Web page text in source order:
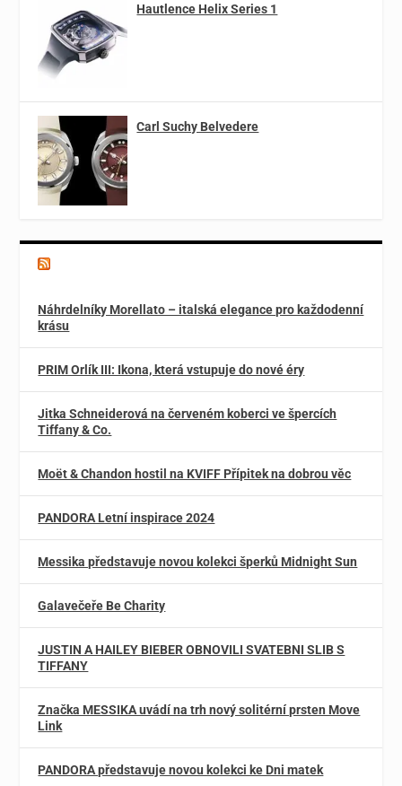
Hautlence Helix Series 1
Carl Suchy Belvedere
Náhrdelníky Morellato – italská elegance pro každodenní
krásu
PRIM Orlík III: Ikona, která vstupuje do nové éry
Jitka Schneiderová na červeném koberci ve špercích
Tiffany & Co.
Moët & Chandon hostil na KVIFF Přípitek na dobrou věc
PANDORA Letní inspirace 2024
Messika představuje novou kolekci šperků Midnight Sun
Galavečeře Be Charity
JUSTIN A HAILEY BIEBER OBNOVILI SVATEBNI SLIB S
TIFFANY
Značka MESSIKA uvádí na trh nový solitérní prsten Move
Link
PANDORA představuje novou kolekci ke Dni matek